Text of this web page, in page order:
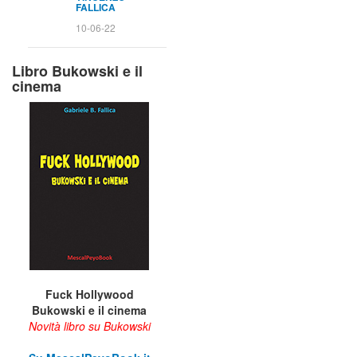
FALLICA
10-06-22
Libro Bukowski e il
cinema
Fuck Hollywood
Bukowski e il cinema
Novità libro su Bukowski